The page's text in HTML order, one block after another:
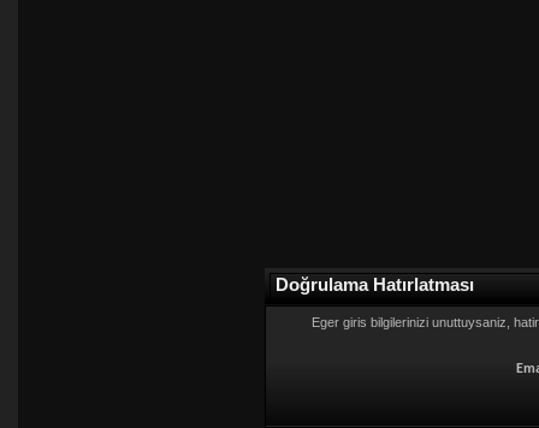
Doğrulama Hatırlatması
Eger giris bilgilerinizi unuttuysaniz,